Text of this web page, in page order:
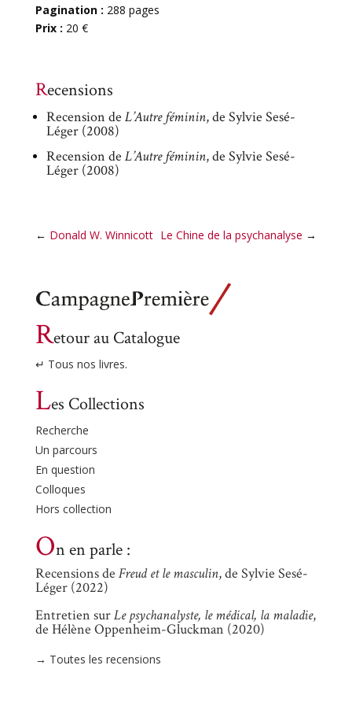
Pagination : 288 pages
Prix : 20 €
Recensions
Recension de L’Autre féminin, de Sylvie Sesé-
Léger (2008)
Recension de L’Autre féminin, de Sylvie Sesé-
Léger (2008)
← Donald W. Winnicott Le Chine de la psychanalyse →
Retour au Catalogue
↵ Tous nos livres.
Les Collections
Recherche
Un parcours
En question
Colloques
Hors collection
On en parle :
Recensions de Freud et le masculin, de Sylvie Sesé-
Léger (2022)
Entretien surLe psychanalyste, le médical, la maladie,
de Hélène Oppenheim-Gluckman (2020)
→ Toutes les recensions